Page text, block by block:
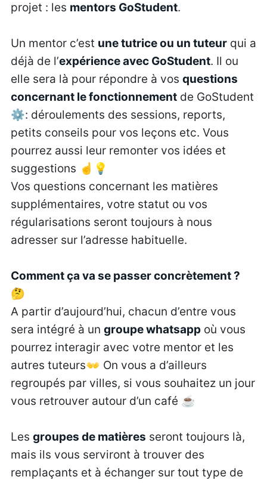
projet : les mentors GoStudent.
Un mentor c’est une tutrice ou un tuteurqui a
déjà de l’expérience avec GoStudent. Il ou
elle sera là pour répondre à vos questions
concernant le fonctionnementde GoStudent
⚙️: déroulements des sessions, reports,
petits conseils pour vos leçons etc. Vous
pourrez aussi leur remonter vos idées et
suggestions ☝️💡
Vos questions concernant les matières
supplémentaires, votre statut ou vos
régularisations seront toujours à nous
adresser sur l’adresse habituelle.
Comment ça va se passer concrètement ?
🤔
A partir d’aujourd’hui, chacun d’entre vous
sera intégré à un groupe whatsappoù vous
pourrez interagir avec votre mentor et les
autres tuteurs👐 On vous a d’ailleurs
regroupés par villes, si vous souhaitez un jour
vous retrouver autour d’un café ☕
Les groupes de matières seront toujours là,
mais ils vous serviront à trouver des
remplaçants et à échanger sur tout type de